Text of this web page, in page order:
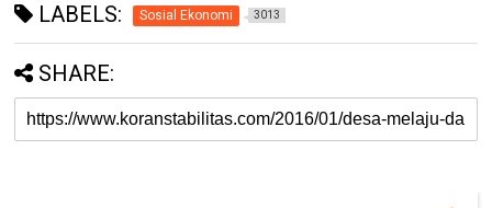
LABELS: Sosial Ekonomi 3013
SHARE: